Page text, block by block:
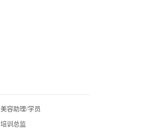
美容助理/学员
培训总监